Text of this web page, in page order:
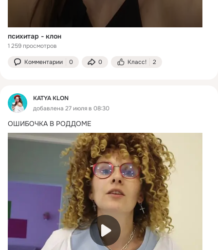
психитар - клон
1 259 просмотров
Комментарии 0 0 Класс! 2
KATYA KLON
добавлена 27 июля в 08:30
ОШИБОЧКА В РОДДОМЕ